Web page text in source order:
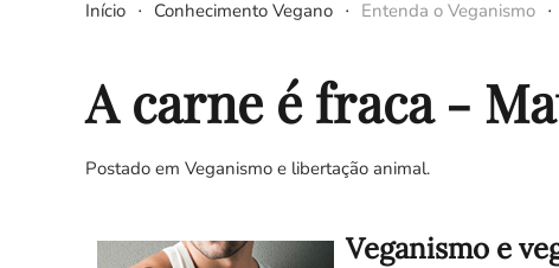
Início Conhecimento Vegano Entenda o Veganismo
A carne é fraca -
Postado em Veganismo e libertação animal.
Veganismo e